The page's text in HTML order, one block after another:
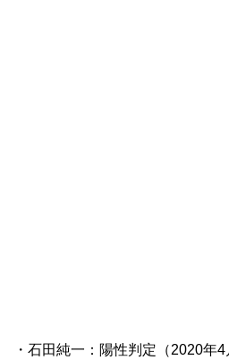
・石田純一：陽性判定（2020